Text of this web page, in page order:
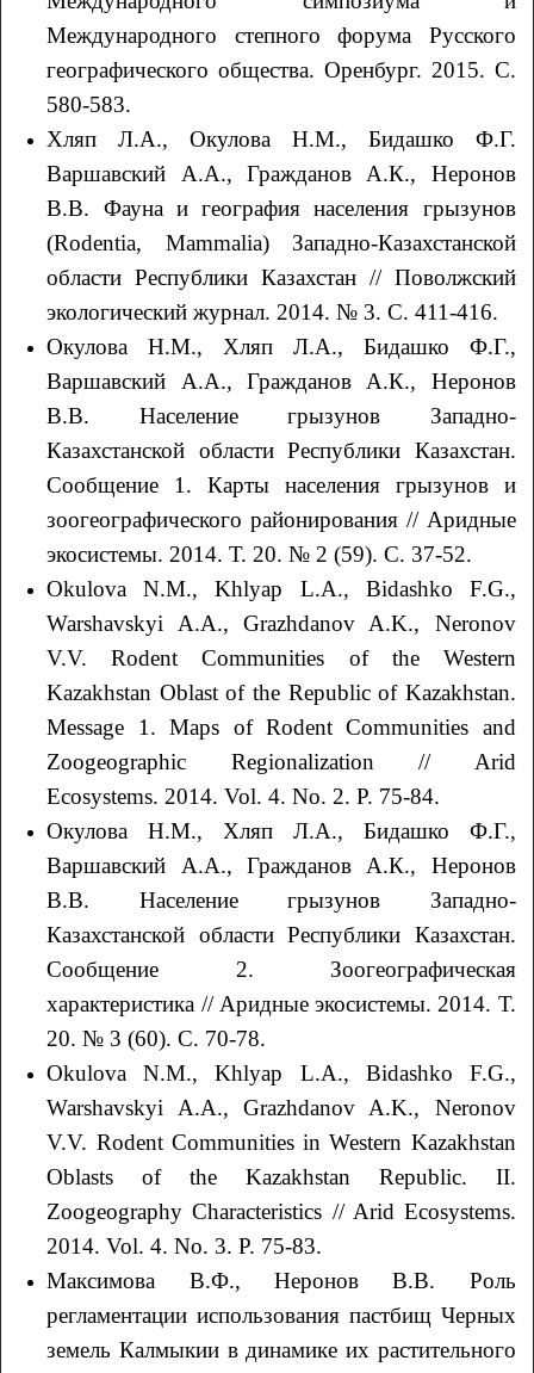
Международного степного форума Русского
географического общества. Оренбург. 2015. С.
580-583.
Хляп Л.А., Окулова Н.М., Бидашко Ф.Г.
Варшавский А.А., Гражданов А.К., Неронов
В.В. Фауна и география населения грызунов
(Rodentia, Mammalia) Западно-Казахстанской
области Республики Казахстан // Поволжский
экологический журнал. 2014. № 3. С. 411-416.
Окулова Н.М., Хляп Л.А., Бидашко Ф.Г.,
Варшавский А.А., Гражданов А.К., Неронов
В.В. Население грызунов Западно-
Казахстанской области Республики Казахстан.
Сообщение 1. Карты населения грызунов и
зоогеографического районирования // Аридные
экосистемы. 2014. Т. 20. № 2 (59). С. 37-52.
Okulova N.M., Khlyap L.A., Bidashko F.G.,
Warshavskyi A.A., Grazhdanov A.K., Neronov
V.V. Rodent Communities of the Western
Kazakhstan Oblast of the Republic of Kazakhstan.
Message 1. Maps of Rodent Communities and
Zoogeographic Regionalization // Arid
Ecosystems. 2014. Vol. 4. No. 2. P. 75-84.
Окулова Н.М., Хляп Л.А., Бидашко Ф.Г.,
Варшавский А.А., Гражданов А.К., Неронов
В.В. Население грызунов Западно-
Казахстанской области Республики Казахстан.
Сообщение 2. Зоогеографическая
характеристика // Аридные экосистемы. 2014. Т.
20. № 3 (60). С. 70-78.
Okulova N.M., Khlyap L.A., Bidashko F.G.,
Warshavskyi A.A., Grazhdanov A.K., Neronov
V.V. Rodent Communities in Western Kazakhstan
Oblasts of the Kazakhstan Republic. II.
Zoogeography Characteristics // Arid Ecosystems.
2014. Vol. 4. No. 3. P. 75-83.
Максимова В.Ф., Неронов В.В. Роль
регламентации использования пастбищ Черных
земель Калмыкии в динамике их растительного